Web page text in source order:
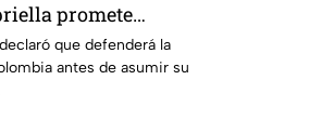
promete
de prensa en
que defenderá la
antes de asumir su